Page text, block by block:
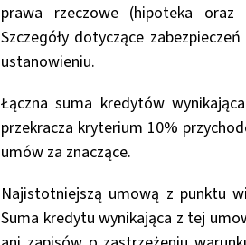
prawa rzeczowe (hipoteka oraz
Szczegóły dotyczące
ustanowieniu.
Łączna suma kredytów
przekracza kryterium 10%
umów za znaczące.
Najistotniejszą umową z punktu
Suma kredytu wynikająca z tej